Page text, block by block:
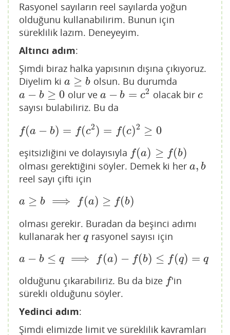
Rasyonel sayıların reel sayılarda yoğun
olduğunu kullanabilirim. Bunun için
süreklilik lazım. Deneyeyim.
Altıncı adım:
Şimdi biraz halka yapısının dışına çıkıyoruz.
Diyelim ki a ≥ b
a≥ b olsun. Bu durumda
a − b ≥ 0
a−b≥0 olur ve a − b = c2
a−b=c 2 olacak bir c
c
sayısı bulabiliriz. Bu da
f(a − b) = f(c2) = f(c)2 ≥ 0
f(a −b =f(c2)= f(c 2≥0
eşitsizliğini ve dolayısıyla f(a) ≥ f(b)
f(a)≥f b)
olması gerektiğini söyler. Demek ki her a, b
a,b
reel sayı çifti için
a ≥ b ⟹ f(a) ≥ f(b)
≥b⟹ (a)≥f( b)
olması gerekir. Buradan da beşinci adımı
kullanarak her q
qrasyonel sayısı için
a − b ≤ q ⟹ f(a) − f(b) ≤ f(q) = q
a −b≤q ⟹f(a)− f(b )≤f(q =q
olduğunu çıkarabiliriz. Bu da bize f
f 'in
sürekli olduğunu söyler.
Yedinci adım:
Şimdi elimizde limit ve süreklilik kavramları